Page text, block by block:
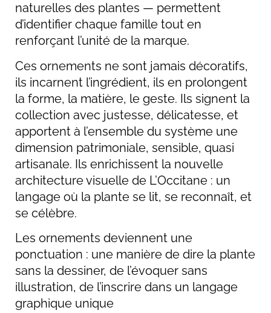
naturelles des plantes — permettent
d’identifier chaque famille tout en
renforçant l’unité de la marque.
Ces ornements ne sont jamais décoratifs,
ils incarnent l’ingrédient, ils en prolongent
la forme, la matière, le geste. Ils signent la
collection avec justesse, délicatesse, et
apportent à l’ensemble du système une
dimension patrimoniale, sensible, quasi
artisanale. Ils enrichissent la nouvelle
architecture visuelle de L’Occitane : un
langage où la plante se lit, se reconnaît, et
se célèbre.
Les ornements deviennent une
ponctuation : une manière de dire la plante
sans la dessiner, de l’évoquer sans
illustration, de l’inscrire dans un langage
graphique unique